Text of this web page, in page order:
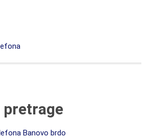
pretrage
Banovo brdo